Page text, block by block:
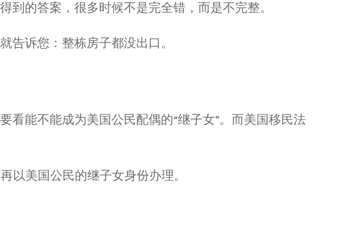
的答案，很多时候不是完全错，而是不完整。
诉您：整栋房子都没出口。
能不能成为美国公民配偶的“继子女”。而美国移民法
美国公民的继子女身份办理。